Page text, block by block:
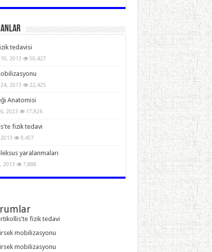
tedavisi
2013 50,427
2013 22,425
Anatomisi
2023 17,926
fizik tedavi
9,457
yaralanmaları
2013 7,888
fizik tedavi
mobilizasyonu
mobilizasyonu